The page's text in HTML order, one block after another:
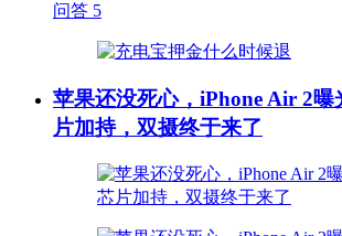
问答 5
苹果还没死心，iPhone Air 2曝
片加持，双摄终于来了